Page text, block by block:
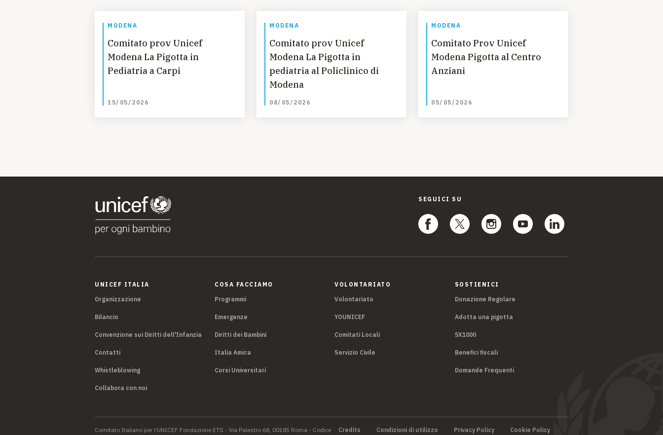
MODENA
Comitato prov Unicef
Modena La Pigotta in
Pediatria a Carpi
15/05/2026
MODENA
Comitato prov Unicef
Modena La Pigotta in
pediatria al Policlinico di
Modena
08/05/2026
MODENA
Comitato Prov Unicef
Modena Pigotta al Centro
Anziani
05/05/2026
SEGUICI SU
UNICEF ITALIA
Organizzazione
Bilancio
Convenzione sui Diritti dell'Infanzia
Contatti
Whistleblowing
Collabora con noi
COSA FACCIAMO
Programmi
Emergenze
Diritti dei Bambini
Italia Amica
Corsi Universitari
VOLONTARIATO
Volontariato
YOUNICEF
Comitati Locali
Servizio Civile
SOSTIENICI
Donazione Regolare
Adotta una pigotta
5X1000
Benefici fiscali
Domande Frequenti
Credits Condizioni di utilizzo Privacy Policy Cookie Policy
Comitato Italiano per l’UNICEF Fondazione ETS - Via Palestro 68, 00185 Roma - Codice